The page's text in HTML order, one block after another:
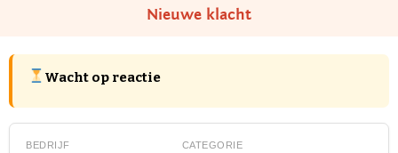
Nieuwe klacht
Wacht op reactie
BEDRIJF CATEGORIE